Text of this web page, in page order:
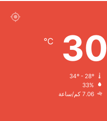
30
℃
33%
7.06 كم/ساعة